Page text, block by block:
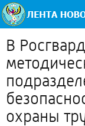
В
охраны